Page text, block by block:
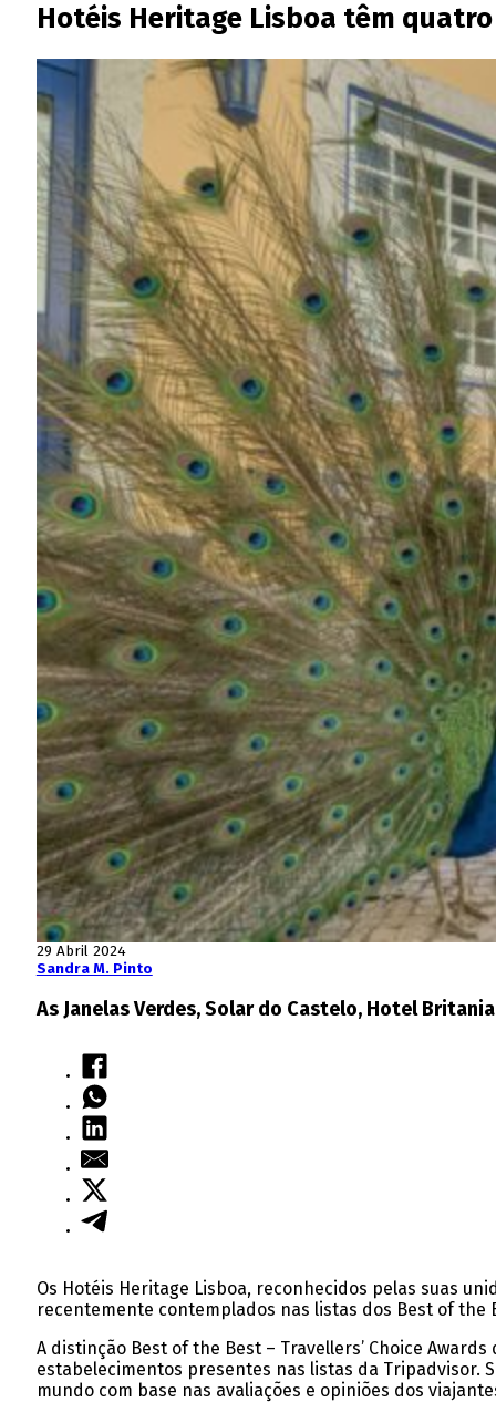
Hotéis Heritage Lisboa têm
29 Abril 2024
Sandra M. Pinto
As Janelas Verdes, Solar do Castelo, Hotel
Os Hotéis Heritage Lisboa, reconhecidos pelas suas
recentemente contemplados nas listas dos Best of the
A distinção Best of the Best – Travellers’ Choice
estabelecimentos presentes nas listas da Tripadvisor.
mundo com base nas avaliações e opiniões dos